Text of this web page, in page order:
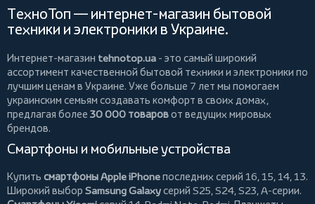
ТехноТоп — интернет-магазин бытовой
техники и электроники в Украине.
Интернет-магазин tehnotop.ua - это самый широкий
ассортимент качественной бытовой техники и электроники по
лучшим ценам в Украине. Уже больше 7 лет мы помогаем
украинским семьям создавать комфорт в своих домах,
предлагая более 30 000 товаровот ведущих мировых
брендов.
Смартфоны и мобильные устройства
Купить смартфоны Apple iPhoneпоследних серий 16, 15, 14, 13.
Широкий выбор Samsung Galaxyсерий S25, S24, S23, A-серии.